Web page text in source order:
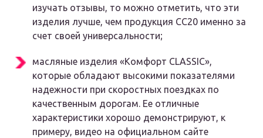
изучать отзывы, то можно отметить, что эти
изделия лучше, чем продукция СС20 именно за
счет своей универсальности;
масляные изделия «Комфорт CLASSIC»,
которые обладают высокими показателями
надежности при скоростных поездках по
качественным дорогам. Ее отличные
характеристики хорошо демонстрируют, к
примеру, видео на официальном сайте